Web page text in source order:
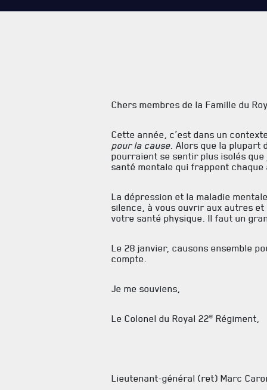
Chers membres de la Famille du
Cette année, c’est dans un
pour la cause . Alors que la
pourraient se sentir plus isolés
santé mentale qui frappent chaque
La dépression et la maladie
silence, à vous ouvrir aux autres
votre santé physique. Il faut un
Le 28 janvier, causons ensemble
compte.
Je me souviens,
Le Colonel du Royal 22e Régiment,
Lieutenant-général (ret) Marc